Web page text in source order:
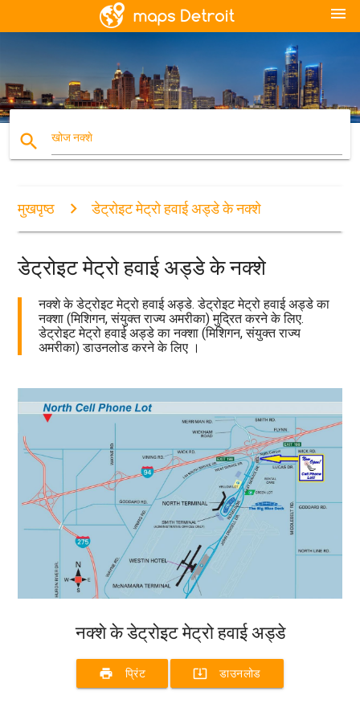
menu
search खोज नक्शे
मुखपृष्ठ डेट्रोइट मेट्रो हवाई अड्डे के नक्शे
डेट्रोइट मेट्रो हवाई अड्डे के नक्शे
नक्शे के डेट्रोइट मेट्रो हवाई अड्डे. डेट्रोइट मेट्रो हवाई अड्डे का
नक्शा (मिशिगन, संयुक्त राज्य अमरीका) मुद्रित करने के लिए.
डेट्रोइट मेट्रो हवाई अड्डे का नक्शा (मिशिगन, संयुक्त राज्य
अमरीका) डाउनलोड करने के लिए ।
नक्शे के डेट्रोइट मेट्रो हवाई अड्डे
print प्रिंट system_update_alt डाउनलोड